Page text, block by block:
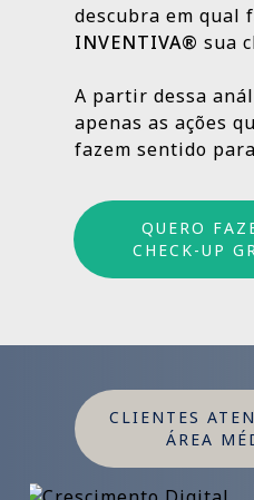
Por isso trabalhamos
médio e longo prazo
crescimento
descubra em qual
INVENTIVA® sua
A partir dessa
apenas as ações
fazem sentido
QUERO
CHECK-UP
CLIENTES
ÁREA